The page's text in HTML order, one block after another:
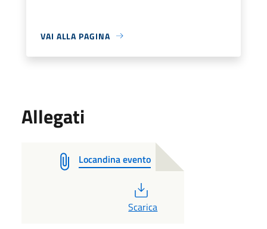
VAI ALLA PAGINA
Allegati
Locandina evento
Scarica